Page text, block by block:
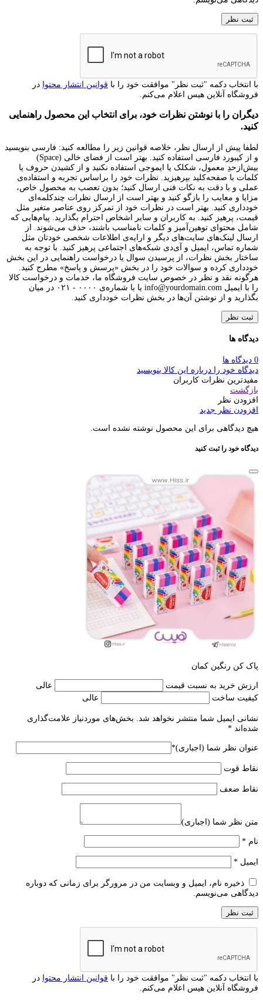
با انتخاب دکمه "ثبت نظر" موافقت خود را با قوانین انتشار محتوا در
فروشگاه آنلاین هیس اعلام می‌کنم.
دیگران را با نوشتن نظرات خود، برای انتخاب این محصول راهنمایی
کنید.
لطفا پیش از ارسال نظر، خلاصه قوانین زیر را مطالعه کنید: فارسی بنویسید
و از کیبورد فارسی استفاده کنید. بهتر است از فضای خالی (Space)
بیش‌از‌حدِ معمول، شکلک یا ایموجی استفاده نکنید و از کشیدن حروف یا
کلمات با صفحه‌کلید بپرهیزید. نظرات خود را براساس تجربه و استفاده‌ی
عملی و با دقت به نکات فنی ارسال کنید؛ بدون تعصب به محصول خاص،
مزایا و معایب را بازگو کنید و بهتر است از ارسال نظرات چندکلمه‌‌ای
خودداری کنید. بهتر است در نظرات خود از تمرکز روی عناصر متغیر مثل
قیمت، پرهیز کنید. به کاربران و سایر اشخاص احترام بگذارید. پیام‌هایی که
شامل محتوای توهین‌آمیز و کلمات نامناسب باشند، حذف می‌شوند. از
ارسال لینک‌های سایت‌های دیگر و ارایه‌ی اطلاعات شخصی خودتان مثل
شماره تماس، ایمیل و آی‌دی شبکه‌های اجتماعی پرهیز کنید. با توجه به
ساختار بخش نظرات، از پرسیدن سوال یا درخواست راهنمایی در این بخش
خودداری کرده و سوالات خود را در بخش «پرسش و پاسخ» مطرح کنید.
هرگونه نقد و نظر در خصوص سایت فروشگاه ما، خدمات و درخواست کالا
را با ایمیل info@yourdomain.com یا با شماره‌ی ۰۰۰۰ - ۰۲۱ در میان
بگذارید و از نوشتن آن‌ها در بخش نظرات خودداری کنید.
ثبت نظر
دیدگاه ها
0 دیدگاه ها
دیدگاه خود را درباره این کالا بنویسید
مفیدترین نظرات کاربران
بازگشت
افزودن نظر
افزودن نظر جدید
هیچ دیدگاهی برای این محصول نوشته نشده است.
دیدگاه خود را ثبت کنید
پاک کن رنگین کمان
ارزش خرید به نسبت قیمت
عالی
کیفیت ساخت
عالی
نشانی ایمیل شما منتشر نخواهد شد. بخش‌های موردنیاز علامت‌گذاری
شده‌اند *
عنوان نظر شما (اجباری)*
نقاط قوت
نقاط ضعف
متن نظر شما (اجباری)
نام *
ایمیل *
ذخیره نام، ایمیل و وبسایت من در مرورگر برای زمانی که دوباره
دیدگاهی می‌نویسم.
با انتخاب دکمه "ثبت نظر" موافقت خود را با قوانین انتشار محتوا در
فروشگاه آنلاین هیس اعلام می‌کنم.